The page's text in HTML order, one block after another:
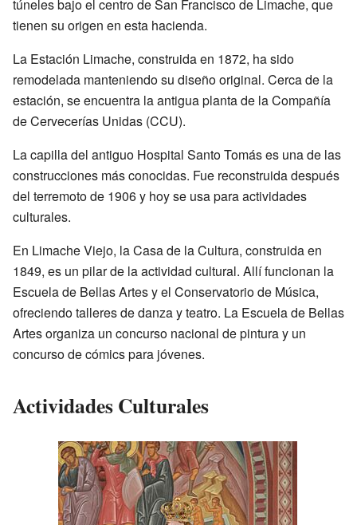
túneles bajo el centro de San Francisco de Limache, que
tienen su origen en esta hacienda.
La Estación Limache, construida en 1872, ha sido
remodelada manteniendo su diseño original. Cerca de la
estación, se encuentra la antigua planta de la Compañía
de Cervecerías Unidas (CCU).
La capilla del antiguo Hospital Santo Tomás es una de las
construcciones más conocidas. Fue reconstruida después
del terremoto de 1906 y hoy se usa para actividades
culturales.
En Limache Viejo, la Casa de la Cultura, construida en
1849, es un pilar de la actividad cultural. Allí funcionan la
Escuela de Bellas Artes y el Conservatorio de Música,
ofreciendo talleres de danza y teatro. La Escuela de Bellas
Artes organiza un concurso nacional de pintura y un
concurso de cómics para jóvenes.
Actividades Culturales